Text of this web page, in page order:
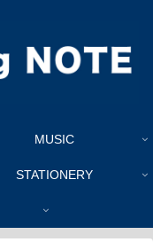
MUSIC
STATIONERY